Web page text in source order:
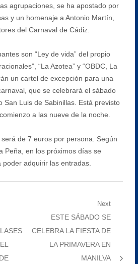
agrupaciones, se ha apostado por
y un homenaje a Antonio Martín,
del Carnaval de Cádiz.
son “Ley de vida” del propio
“La Azotea” y “OBDC, La
un cartel de excepción para una
que se celebrará el sábado
San Luis de Sabinillas. Está previsto
a las nueve de la noche.
de 7 euros por persona. Según
Peña, en los próximos días se
adquirir las entradas.
Next
Next
post:
ESTE SÁBADO SE
CELEBRA LA FIESTA DE
LA PRIMAVERA EN
MANILVA